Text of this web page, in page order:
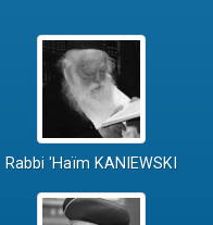
Rabbi 'Haïm KANIEWSKI